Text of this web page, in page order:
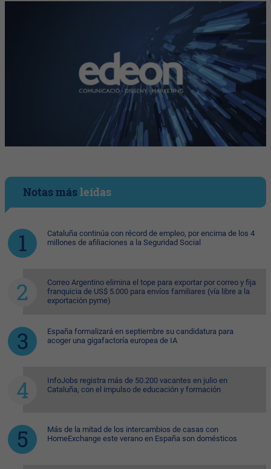
Notas másleídas
Cataluña continúa con récord de empleo, por encima de los 4
millones de afiliaciones a la Seguridad Social
Correo Argentino elimina el tope para exportar por correo y fija
franquicia de US$ 5.000 para envíos familiares (vía libre a la
exportación pyme)
España formalizará en septiembre su candidatura para
acoger una gigafactoría europea de IA
InfoJobs registra más de 50.200 vacantes en julio en
Cataluña, con el impulso de educación y formación
Más de la mitad de los intercambios de casas con
HomeExchange este verano en España son domésticos